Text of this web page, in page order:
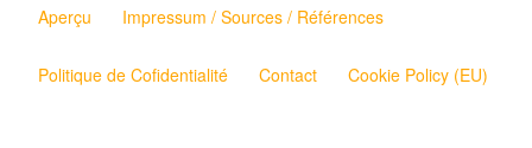
Aperçu
Impressum / Sources / Références
Politique de Cofidentialité Contact Cookie Policy (EU)